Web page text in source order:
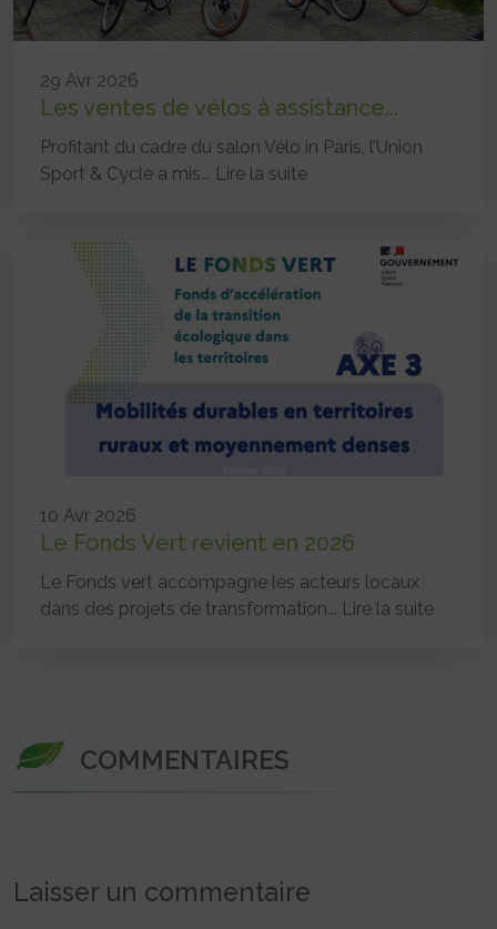
29 Avr 2026
Les ventes de vélos à assistance...
Profitant du cadre du salon Vélo in Paris, l’Union
Sport & Cycle a mis... Lire la suite
10 Avr 2026
Le Fonds Vert revient en 2026
Le Fonds vert accompagne les acteurs locaux
dans des projets de transformation... Lire la suite
COMMENTAIRES
Laisser un commentaire